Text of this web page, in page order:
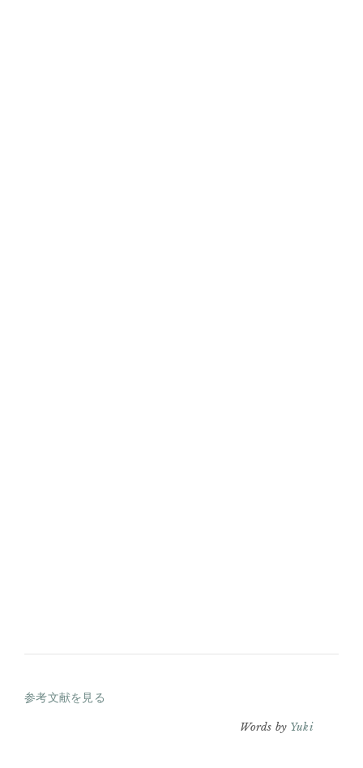
参考文献を見る
Words by Yuki